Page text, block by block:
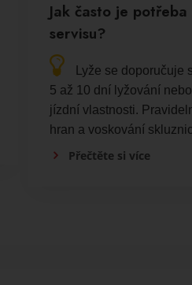
Jak často je
servisu?
Lyže se
5 až 10 dní lyžování
jízdní vlastnosti.
hran a voskování
Přečtěte si více